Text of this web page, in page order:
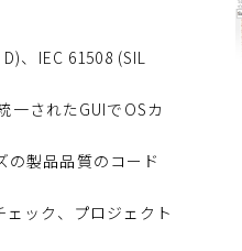
、IEC 61508 (SIL
一されたGUIでOSカ
の製品品質のコード
ック、プロジェクト